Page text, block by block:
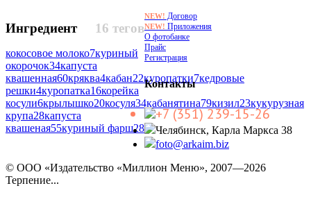
16 тегов
Ингредиент
кокосовое молоко7куриный
окорочок34капуста
квашенная60кряква4кабан22куропатки7кедровые
решки4куропатка16корейка
косули6крылышко20косуля34кабанятина79кизил23кукурузная
крупа28капуста
квашеная55куриный фарш28
NEW! Договор
NEW! Приложения
О фотобанке
Прайс
Регистрация
Контакты
+7 (351) 239-15-26
Челябинск, Карла Маркса 38
foto@arkaim.biz
© ООО «Издательство «Миллион Меню», 2007—2026
Терпение...